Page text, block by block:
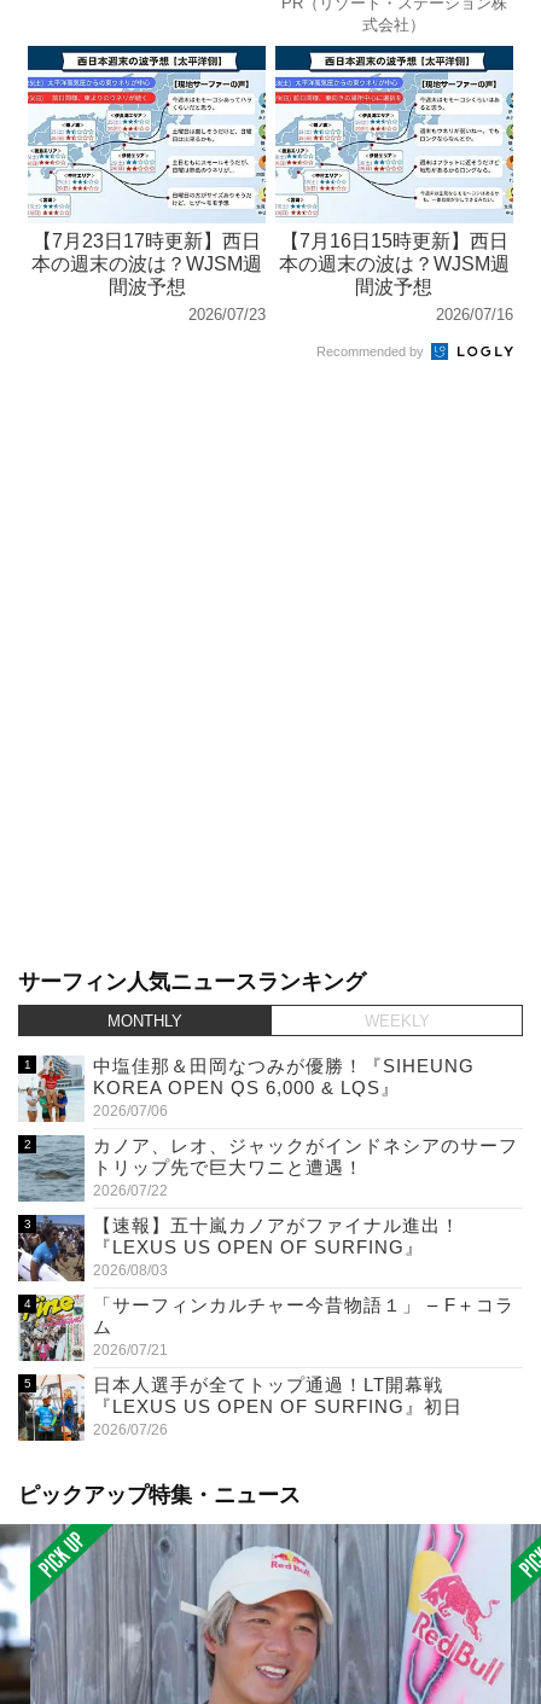
式会社）
【7月23日17時更新】西日
本の週末の波は？WJSM週
間波予想
2026/07/23
【7月16日15時更新】西日
本の週末の波は？WJSM週
間波予想
2026/07/16
Recommended by
サーフィン人気ニュースランキング
MONTHLY WEEKLY
中塩佳那＆田岡なつみが優勝！『SIHEUNG
KOREA OPEN QS 6,000 & LQS』
2026/07/06
カノア、レオ、ジャックがインドネシアのサーフ
トリップ先で巨大ワニと遭遇！
2026/07/22
【速報】五十嵐カノアがファイナル進出！
『LEXUS US OPEN OF SURFING』
2026/08/03
「サーフィンカルチャー今昔物語１」 – F＋コラ
ム
2026/07/21
日本人選手が全てトップ通過！LT開幕戦
『LEXUS US OPEN OF SURFING』初日
2026/07/26
ピックアップ特集・ニュース